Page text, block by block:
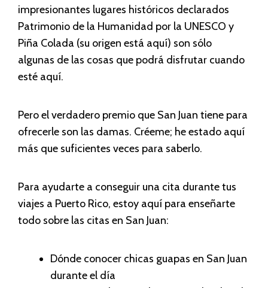
impresionantes lugares históricos declarados
Patrimonio de la Humanidad por la UNESCO y
Piña Colada (su origen está aquí) son sólo
algunas de las cosas que podrá disfrutar cuando
esté aquí.
Pero el verdadero premio que San Juan tiene para
ofrecerle son las damas. Créeme; he estado aquí
más que suficientes veces para saberlo.
Para ayudarte a conseguir una cita durante tus
viajes a Puerto Rico, estoy aquí para enseñarte
todo sobre las citas en San Juan:
Dónde conocer chicas guapas en San Juan
durante el día